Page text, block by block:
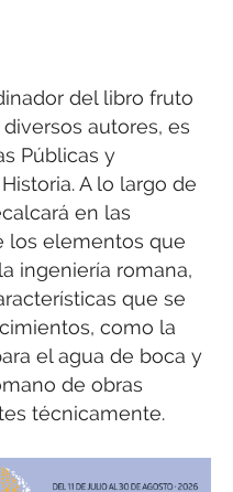
del libro fruto
autores, es
Públicas y
A lo largo de
en las
los elementos que
ingeniería romana,
que se
como la
el agua de boca y
de obras
técnicamente.